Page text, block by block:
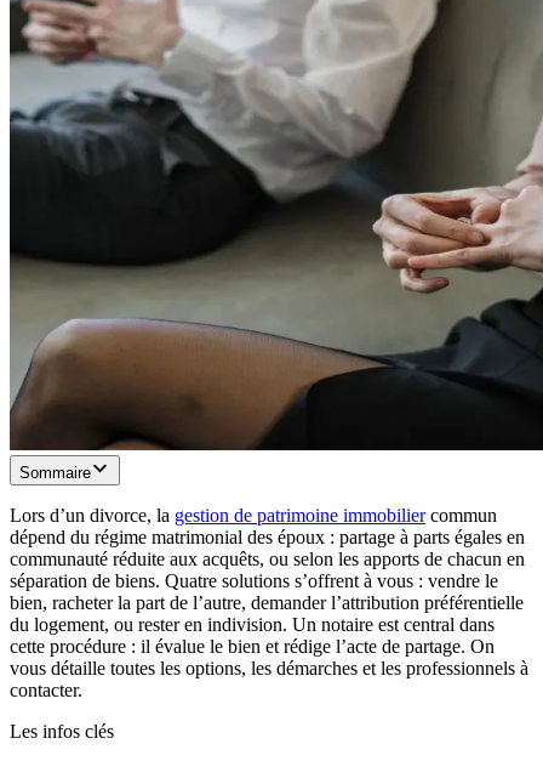
Sommaire
Lors d’un divorce, la gestion de patrimoine immobiliercommun
dépend du régime matrimonial des époux : partage à parts égales en
communauté réduite aux acquêts, ou selon les apports de chacun en
séparation de biens. Quatre solutions s’offrent à vous : vendre le
bien, racheter la part de l’autre, demander l’attribution préférentielle
du logement, ou rester en indivision. Un notaire est central dans
cette procédure : il évalue le bien et rédige l’acte de partage. On
vous détaille toutes les options, les démarches et les professionnels à
contacter.
Les infos clés